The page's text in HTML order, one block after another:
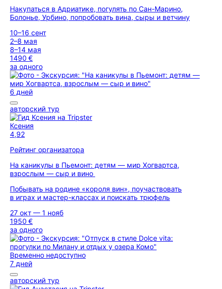
Накупаться в Адриатике, погулять по Сан-Марино,
Болонье, Урбино, попробовать вина, сыры и ветчину
10–16 сент
2–8 мая
8–14 мая
1490 €
за одного
6 дней
авторский тур
Ксения
4,92
Рейтинг организатора
На каникулы в Пьемонт: детям — мир Хогвартса,
взрослым — сыр и вино
Побывать на родине «короля вин», поучаствовать
в играх и мастер-классах и поискать трюфель
27 окт — 1 нояб
1950 €
за одного
Временно недоступно
7 дней
авторский тур